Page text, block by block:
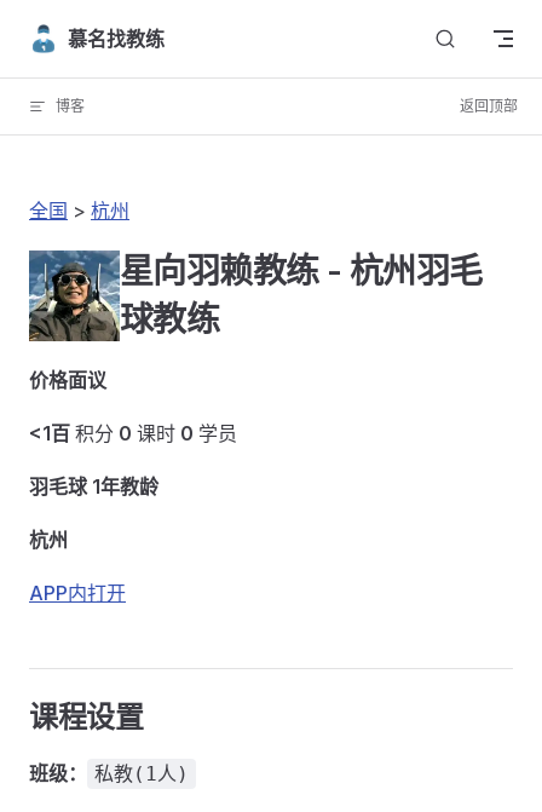
Skip to content
慕名找教练
博客 返回顶部
全国 > 杭州
星向羽赖教练 - 杭州羽毛
球教练
价格面议
<1百 积分 0 课时 0 学员
羽毛球 1年教龄
杭州
APP内打开
课程设置
班级： 私教(1人)